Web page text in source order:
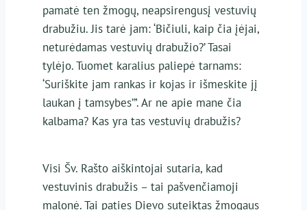
pamatė ten žmogų, neapsirengusį vestuvių
drabužiu. Jis tarė jam: ‘Bičiuli, kaip čia įėjai,
neturėdamas vestuvių drabužio?’ Tasai
tylėjo. Tuomet karalius paliepė tarnams:
‘Suriškite jam rankas ir kojas ir išmeskite jį
laukan į tamsybes’”. Ar ne apie mane čia
kalbama? Kas yra tas vestuvių drabužis?
Visi Šv. Rašto aiškintojai sutaria, kad
vestuvinis drabužis – tai pašvenčiamoji
malonė. Tai paties Dievo suteiktas žmogaus